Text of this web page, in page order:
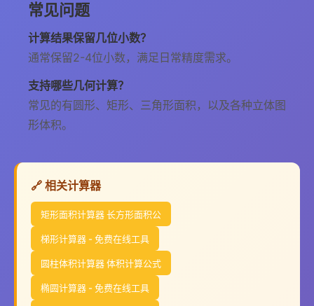
常见问题
计算结果保留几位小数？
通常保留2-4位小数，满足日常精度需求。
支持哪些几何计算？
常见的有圆形、矩形、三角形面积，以及各种立体图
形体积。
🔗 相关计算器
矩形面积计算器 长方形面积公
梯形计算器 - 免费在线工具
圆柱体积计算器 体积计算公式
椭圆计算器 - 免费在线工具